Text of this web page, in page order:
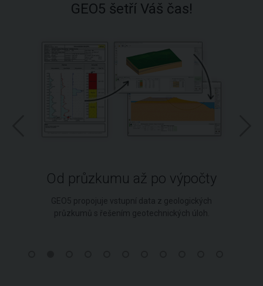
GEO5 šetří Váš čas!
Od průzkumu až po výpočty
GEO5 propojuje vstupní data z geologických
průzkumů s řešením geotechnických úloh.